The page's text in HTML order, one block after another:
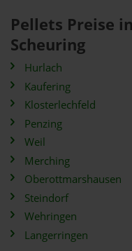
Pellets Preise
Scheuring
Hurlach
Kaufering
Klosterlechfeld
Penzing
Weil
Merching
Oberottmarshausen
Steindorf
Wehringen
Langerringen